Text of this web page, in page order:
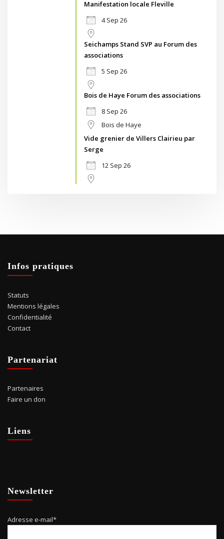
Manifestation locale Fleville
4 Sep 26
Seichamps Stand SVP au Forum des
associations
5 Sep 26
Bois de Haye Forum des associations
8 Sep 26
Bois de Haye
Vide grenier de Villers Clairieu par
Serge
12 Sep 26
Infos pratiques
Statuts
Mentions légales
Confidentialité
Contact
Partenariat
Partenaires
Faire un don
Liens
Newsletter
Adresse e-mail*